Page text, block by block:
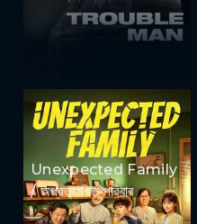
Unexpected Family
/ অপ্রত্যাশিত পরিবার